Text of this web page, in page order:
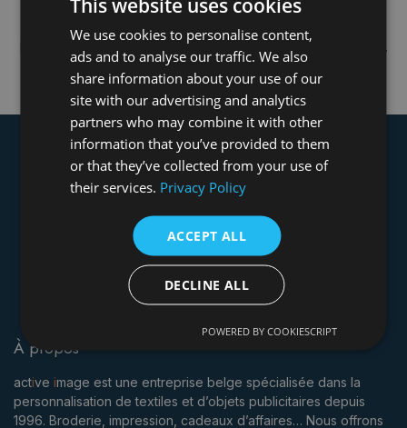
l'instant
Nous n'avons trouvé aucun événement planifié pour l'instant.
À propos
active image est une entreprise belge spécialisée dans la
personnalisation de textiles et d’objets publicitaires depuis
1996. Broderie, impression, cadeaux d’affaires… Nous offrons
We use cookies to personalise content,
ads and to analyse our traffic. We also
share information about your use of our
site with our advertising and analytics
partners who may combine it with other
information that you’ve provided to them
or that they’ve collected from your use of
their services. Privacy Policy
ACCEPT ALL
DECLINE ALL
POWERED BY COOKIESCRIPT